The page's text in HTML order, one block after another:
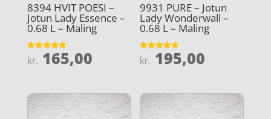
8394 HVIT POESI –
Jotun Lady Essence –
0.68 L – Maling
Vurderet
4.9
kr. 165,00
9931 PURE – Jotun
Lady Wonderwall –
0.68 L – Maling
Vurderet
5
kr. 195,00